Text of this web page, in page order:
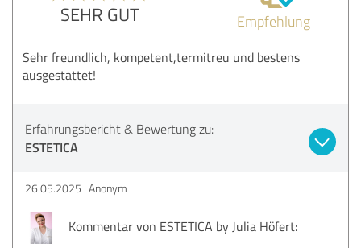
SEHR GUT Empfehlung
Sehr freundlich, kompetent,termitreu und bestens
ausgestattet!
Erfahrungsbericht & Bewertung zu:
ESTETICA
26.05.2025 Anonym
Kommentar von ESTETICA by Julia Höfert: